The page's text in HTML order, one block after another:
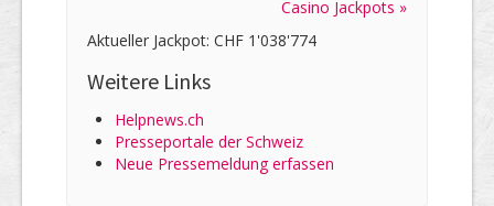
Casino Jackpots »
Aktueller Jackpot: CHF 1'038'774
Weitere Links
Helpnews.ch
Presseportale der Schweiz
Neue Pressemeldung erfassen